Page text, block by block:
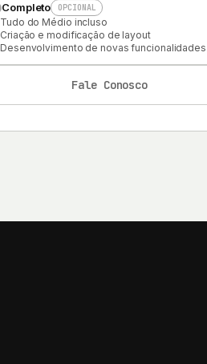
Completo OPCIONAL
Tudo do Médio incluso
Criação e modificação de layout
Desenvolvimento de novas funcionalidades
Fale Conosco